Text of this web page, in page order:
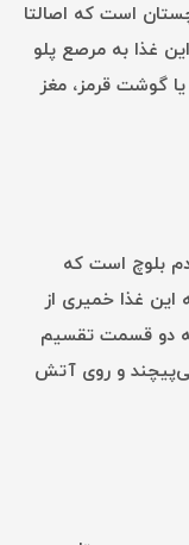
است که اصالتا
غذا به مرصع پلو
گوشت قرمز، مغز
بلوچ است که
غذا خمیری از
به دو قسمت تقسیم
و روی آتش